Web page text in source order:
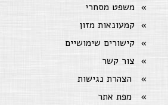
משפט מסחרי
קמעונאות מזון
קישורים שימושיים
צור קשר
הצהרת נגישות
מפת אתר